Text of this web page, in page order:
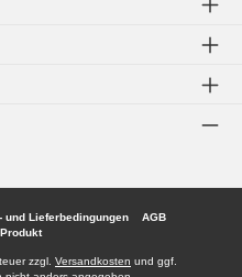
und Lieferbedingungen
AGB
zzgl. Versandkosten und ggf.